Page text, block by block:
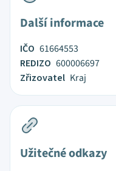
Další informace
IČO 61664553
REDIZO 600006697
Zřizovatel Kraj
Užitečné odkazy